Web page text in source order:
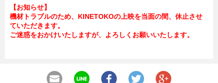
【お知らせ】
機材トラブルのため、KINETOKOの上映を当面の間、休止させ
ていただきます。
ご迷惑をおかけいたしますが、よろしくお願いいたします。